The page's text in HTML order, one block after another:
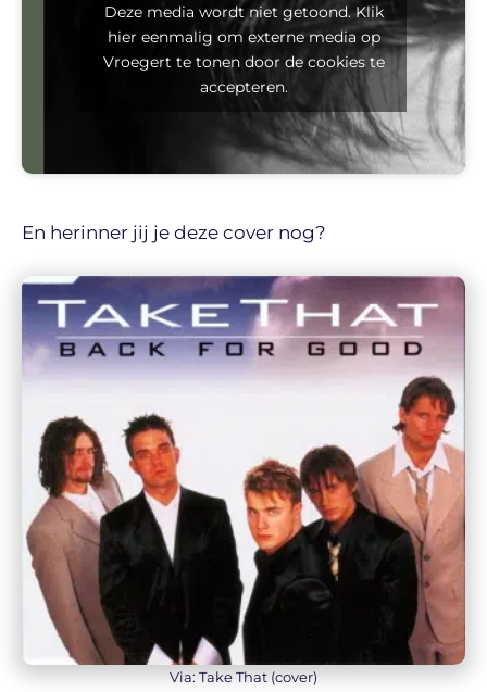
Deze media wordt niet getoond. Klik
hier eenmalig om externe media op
Vroegert te tonen door de cookies te
accepteren.
En herinner jij je deze cover nog?
Via: Take That (cover)